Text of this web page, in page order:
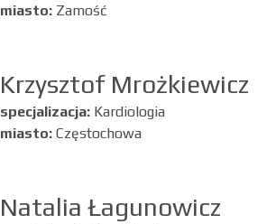
miasto: Zamość
Krzysztof Mrożkiewicz
specjalizacja: Kardiologia
miasto: Częstochowa
Natalia Łagunowicz